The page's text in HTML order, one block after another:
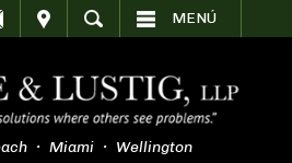
MENÚ
Miami
Wellington